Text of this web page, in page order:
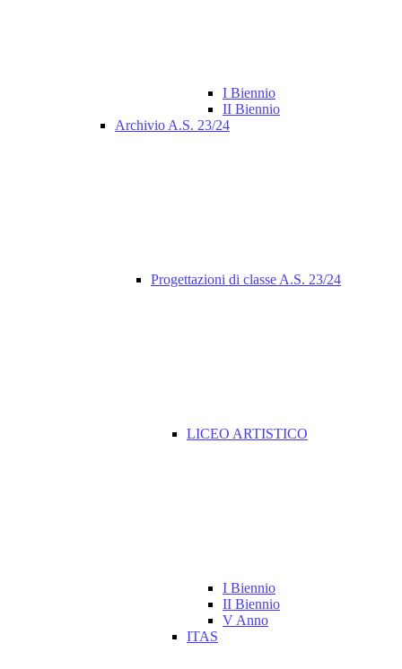
I Biennio
II Biennio
Archivio A.S. 23/24
Progettazioni di classe A.S. 23/24
LICEO ARTISTICO
I Biennio
II Biennio
V Anno
ITAS